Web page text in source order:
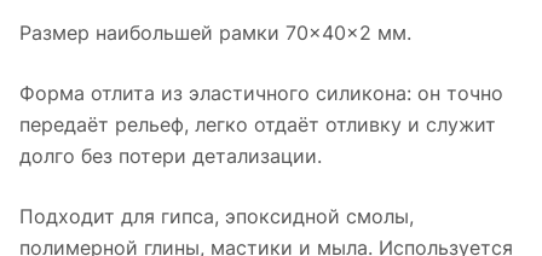
Размер наибольшей рамки 70×40×2 мм.
Форма отлита из эластичного силикона: он точно
передаёт рельеф, легко отдаёт отливку и служит
долго без потери детализации.
Подходит для гипса, эпоксидной смолы,
полимерной глины, мастики и мыла. Используется